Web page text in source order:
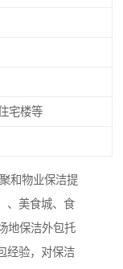
宅楼等
和物业保洁提
、美食城、食
地保洁外包托
经验，对保洁